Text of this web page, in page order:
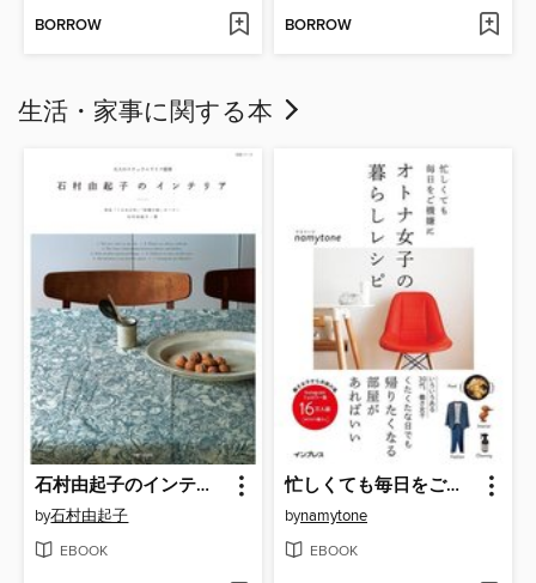
BORROW BORROW
生活・家事に関する本
石村由起子のインテリア
by石村由起子
EBOOK
忙しくても毎日をご機嫌に オトナ女子の暮らしレシピ
bynamytone
EBOOK